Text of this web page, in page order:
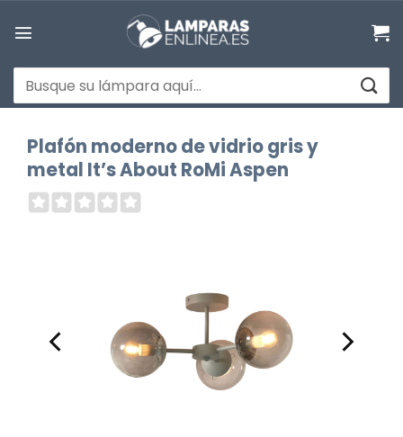
Buscar
por:
Plafón moderno de vidrio gris y
metal It’s About RoMi Aspen